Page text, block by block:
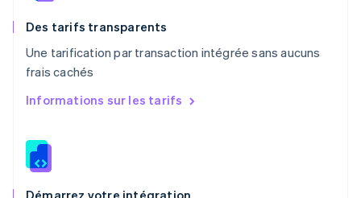
Des tarifs transparents
Une tarification par transaction intégrée sans aucuns
frais cachés
Informations sur les tarifs
English
PortuguêsEnglish
R.A.S. de Hong Kong, Chine
English
Roumanie
Royaume-Uni
English